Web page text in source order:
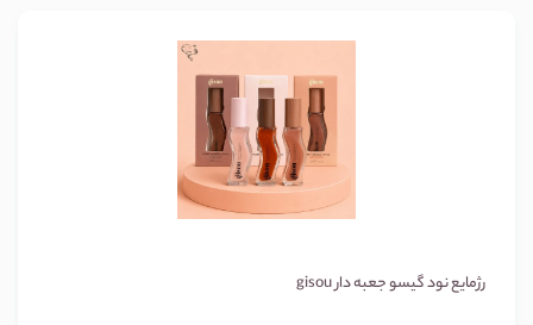
رژمایع نود گیسو جعبه دار gisou